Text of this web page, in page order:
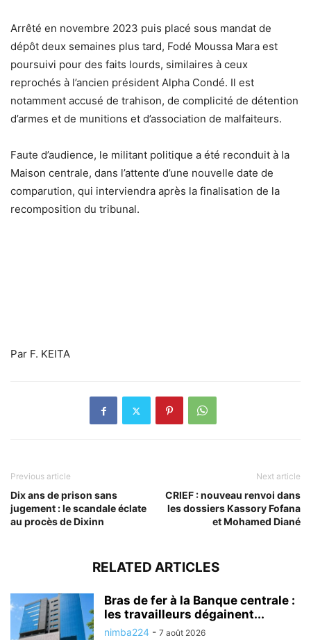
Arrêté en novembre 2023 puis placé sous mandat de
dépôt deux semaines plus tard, Fodé Moussa Mara est
poursuivi pour des faits lourds, similaires à ceux
reprochés à l’ancien président Alpha Condé. Il est
notamment accusé de trahison, de complicité de détention
d’armes et de munitions et d’association de malfaiteurs.
Faute d’audience, le militant politique a été reconduit à la
Maison centrale, dans l’attente d’une nouvelle date de
comparution, qui interviendra après la finalisation de la
recomposition du tribunal.
Par F. KEITA
Previous article
Dix ans de prison sans
jugement : le scandale éclate
au procès de Dixinn
Next article
CRIEF : nouveau renvoi dans
les dossiers Kassory Fofana
et Mohamed Diané
RELATED ARTICLES
Bras de fer à la Banque centrale :
les travailleurs dégainent...
nimba224 - 7 août 2026